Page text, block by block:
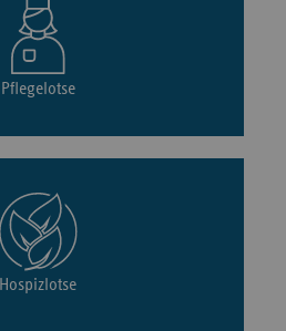
Pflegelotse
Hospizlotse